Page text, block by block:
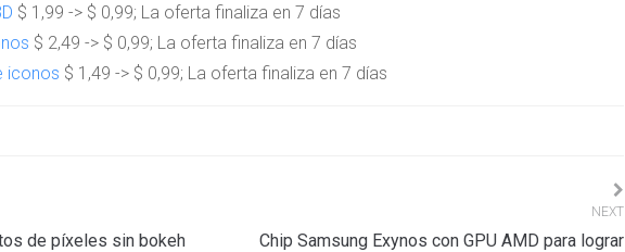
$ 1,99 -> $ 0,99; La oferta finaliza en 7 días
$ 2,49 -> $ 0,99; La oferta finaliza en 7 días
iconos $ 1,49 -> $ 0,99; La oferta finaliza en 7 días
de píxeles sin bokeh
NEXT
Chip Samsung Exynos con GPU AMD para lograr